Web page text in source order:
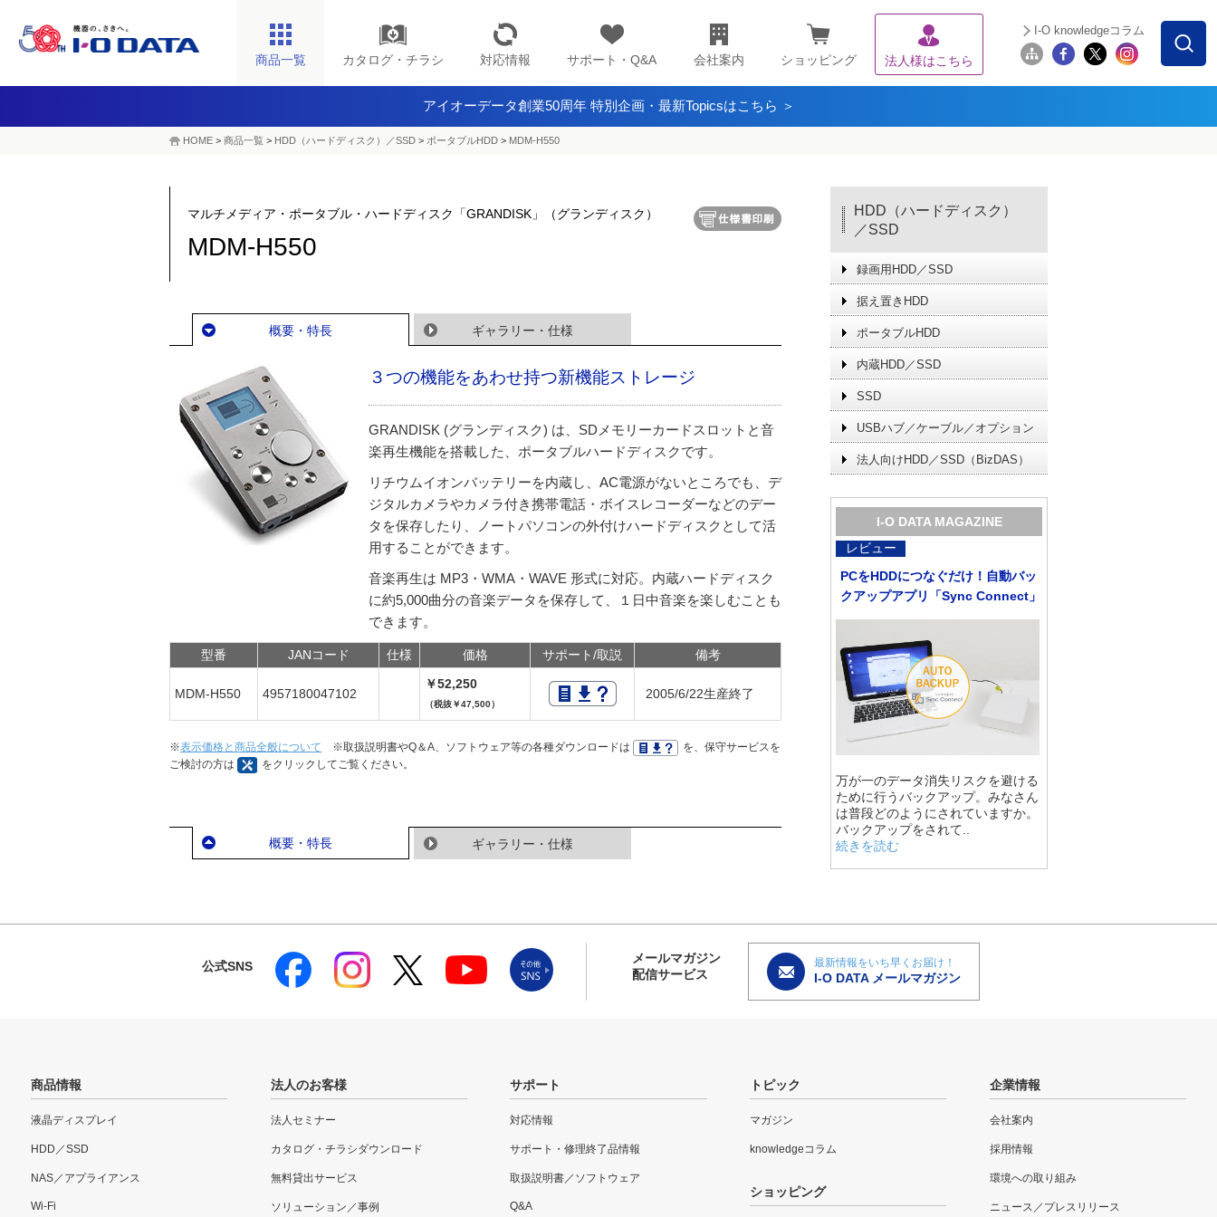
商品一覧 カタログ・チラシ 対応情報 サポート・Q&A 会社案内 ショッピング 法人様はこちら
I-O knowledgeコラム
アイオーデータ創業50周年 特別企画・最新Topicsはこちら ＞
HOME > 商品一覧 > HDD（ハードディスク）／SSD > ポータブルHDD > MDM-H550
マルチメディア・ポータブル・ハードディスク「GRANDISK」（グランディスク）
MDM-H550
概要・特長 ギャラリー・仕様
３つの機能をあわせ持つ新機能ストレージ
GRANDISK (グランディスク) は、SDメモリーカードスロットと音
楽再生機能を搭載した、ポータブルハードディスクです。
リチウムイオンバッテリーを内蔵し、AC電源がないところでも、デ
ジタルカメラやカメラ付き携帯電話・ボイスレコーダーなどのデー
タを保存したり、ノートパソコンの外付けハードディスクとして活
用することができます。
音楽再生は MP3・WMA・WAVE 形式に対応。内蔵ハードディスク
に約5,000曲分の音楽データを保存して、１日中音楽を楽しむことも
できます。
型番 JANコード 仕様 価格 サポート/取説 備考
MDM-H550 4957180047102
￥52,250
（税抜￥47,500）
2005/6/22生産終了
※表示価格と商品全般について ※取扱説明書やQ＆A、ソフトウェア等の各種ダウンロードは
を、保守サービスを
ご検討の方は
をクリックしてご覧ください。
概要・特長 ギャラリー・仕様
HDD（ハードディスク）
／SSD
録画用HDD／SSD
据え置きHDD
ポータブルHDD
内蔵HDD／SSD
SSD
USBハブ／ケーブル／オプション
法人向けHDD／SSD（BizDAS）
I-O DATA MAGAZINE
レビュー
PCをHDDにつなぐだけ！自動バッ
クアップアプリ「Sync Connect」
万が一のデータ消失リスクを避ける
ために行うバックアップ。みなさん
は普段どのようにされていますか。
バックアップをされて..
続きを読む
公式SNS
メールマガジン
配信サービス
最新情報をいち早くお届け！
I-O DATA メールマガジン
商品情報
液晶ディスプレイ
HDD／SSD
NAS／アプライアンス
Wi-Fi
法人のお客様
法人セミナー
カタログ・チラシダウンロード
無料貸出サービス
ソリューション／事例
サポート
対応情報
サポート・修理終了品情報
取扱説明書／ソフトウェア
Q&A
トピック
マガジン
knowledgeコラム
ショッピング
企業情報
会社案内
採用情報
環境への取り組み
ニュース／プレスリリース